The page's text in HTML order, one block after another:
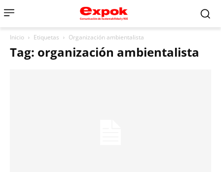
Inicio Etiquetas Organización ambientalista
Tag: organización ambientalista